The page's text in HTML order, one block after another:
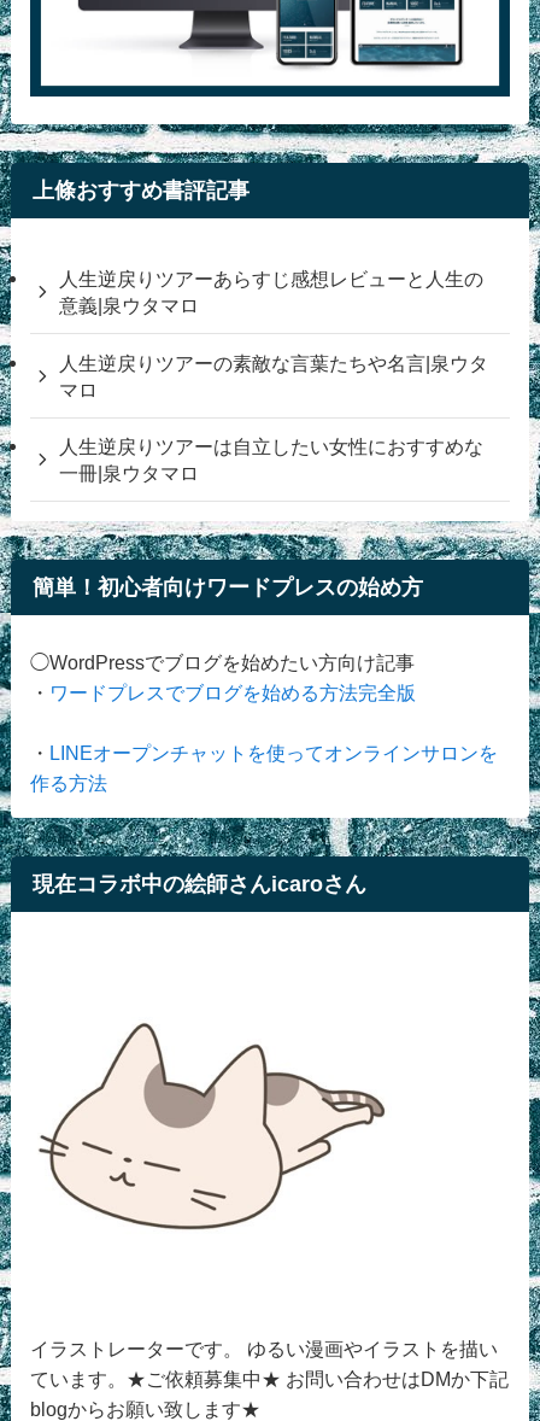
上條おすすめ書評記事
人生逆戻りツアーあらすじ感想レビューと人生の
意義|泉ウタマロ
人生逆戻りツアーの素敵な言葉たちや名言|泉ウタ
マロ
人生逆戻りツアーは自立したい女性におすすめな
一冊|泉ウタマロ
簡単！初心者向けワードプレスの始め方
◯WordPressでブログを始めたい方向け記事
・ ワードプレスでブログを始める方法完全版
・ LINEオープンチャットを使ってオンラインサロンを
作る方法
現在コラボ中の絵師さんicaroさん
イラストレーターです。 ゆるい漫画やイラストを描い
ています。★ご依頼募集中★ お問い合わせはDMか下記
blogからお願い致します★